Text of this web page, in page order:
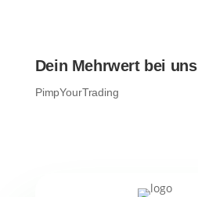
Dein Mehrwert bei uns
PimpYourTrading